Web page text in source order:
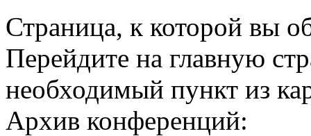
Страница, к которой вы
Перейдите на главную
необходимый пункт из
Архив конференций: